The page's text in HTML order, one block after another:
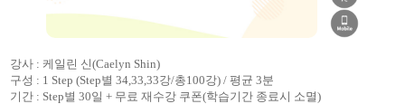
강사 : 케일린 신(Caelyn Shin)
구성 : 1 Step (Step별 34,33,33강/총100강) / 평균 3분
기간 : Step별 30일 + 무료 재수강 쿠폰(학습기간 종료시 소멸)